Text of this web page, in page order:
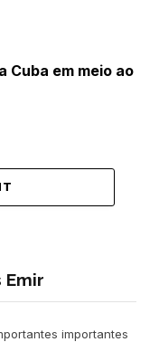
Cuba em meio ao
Emir
importantes